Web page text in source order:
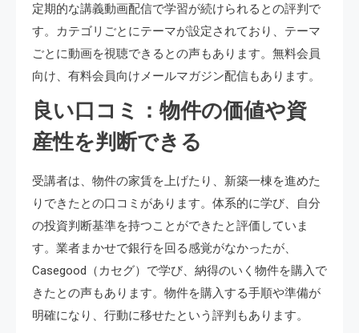
定期的な講義動画配信で学習が続けられるとの評判で
す。カテゴリごとにテーマが設定されており、テーマ
ごとに動画を視聴できるとの声もあります。無料会員
向け、有料会員向けメールマガジン配信もあります。
良い口コミ：物件の価値や資
産性を判断できる
受講者は、物件の家賃を上げたり、新築一棟を進めた
りできたとの口コミがあります。体系的に学び、自分
の投資判断基準を持つことができたと評価していま
す。業者まかせで銀行を回る感覚がなかったが、
Casegood（カセグ）で学び、納得のいく物件を購入で
きたとの声もあります。物件を購入する手順や準備が
明確になり、行動に移せたという評判もあります。